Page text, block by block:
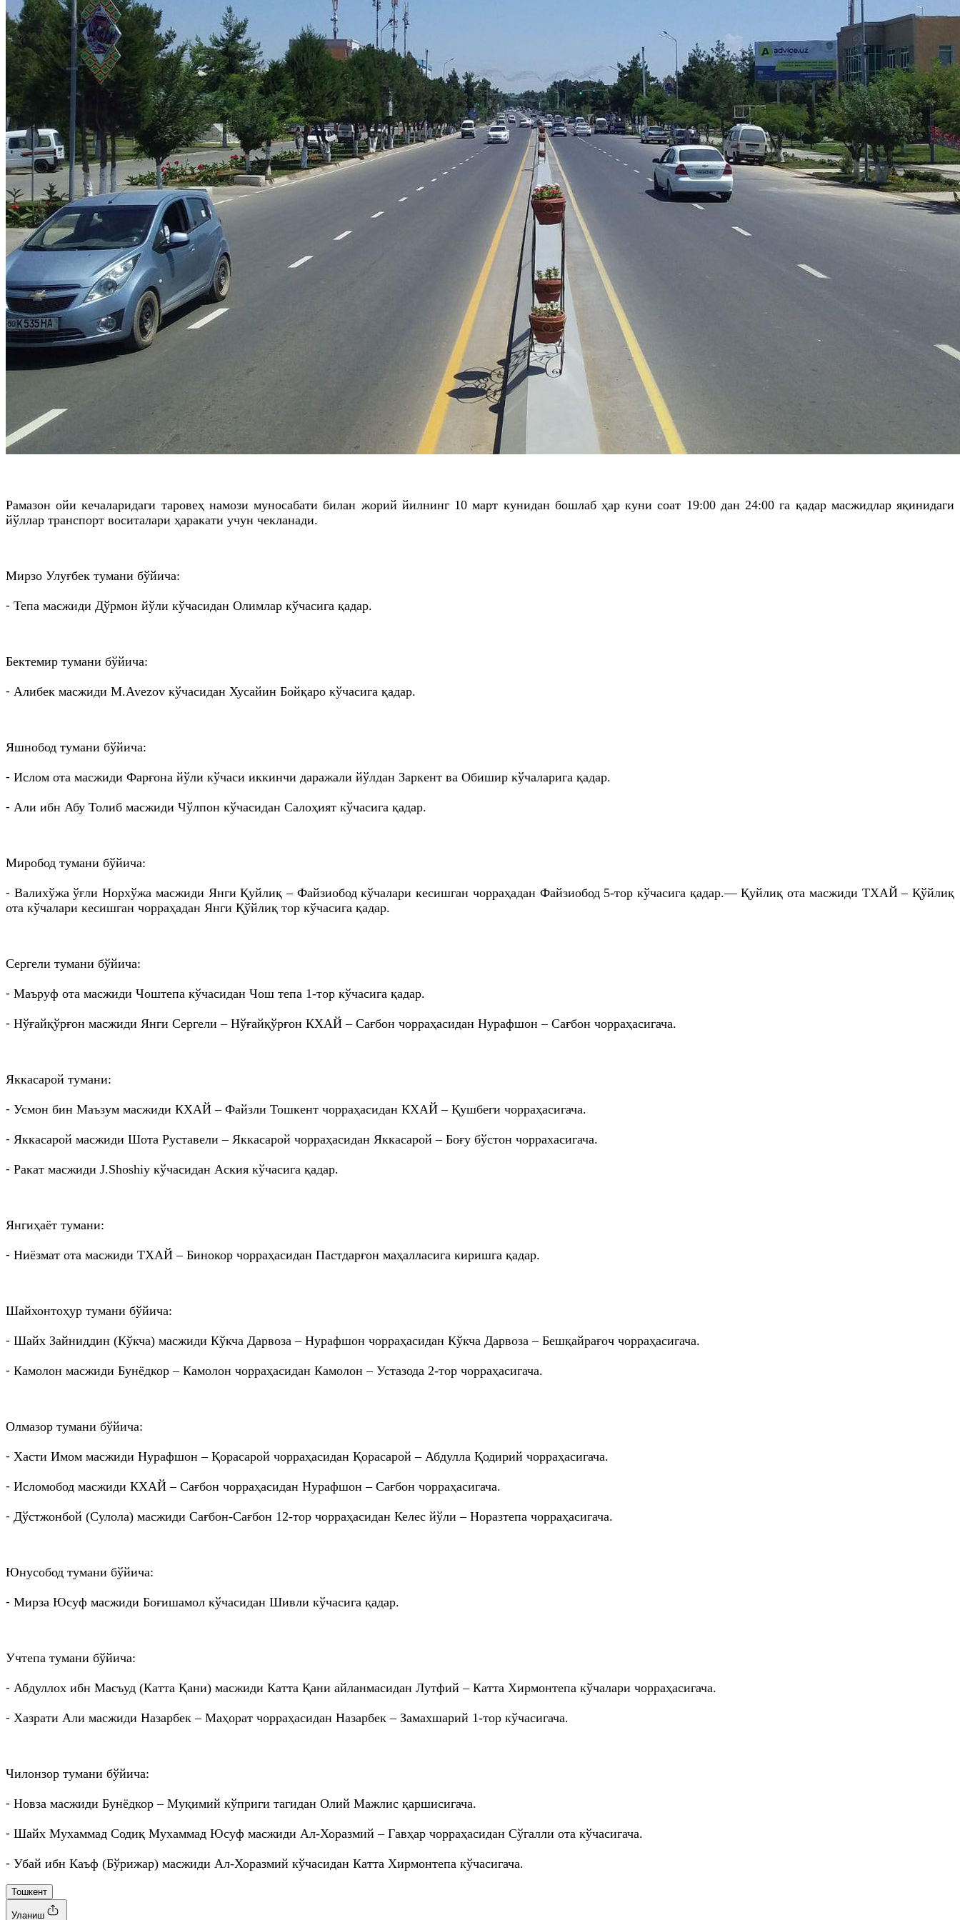
Рамазон ойи кечаларидаги таровеҳ намози муносабати билан жорий йилнинг 10 март кунидан бошлаб ҳар куни соат 19:00 дан 24:00 га қадар масжидлар яқинидаги
йўллар транспорт воситалари ҳаракати учун чекланади.
Мирзо Улуғбек тумани бўйича:
⁃ Тепа масжиди Дўрмон йўли кўчасидан Олимлар кўчасига қадар.
Бектемир тумани бўйича:
⁃ Алибек масжиди M.Avezov кўчасидан Хусайин Бойқаро кўчасига қадар.
Яшнобод тумани бўйича:
⁃ Ислом ота масжиди Фарғона йўли кўчаси иккинчи даражали йўлдан Заркент ва Обишир кўчаларига қадар.
⁃ Али ибн Абу Толиб масжиди Чўлпон кўчасидан Салоҳият кўчасига қадар.
Миробод тумани бўйича:
⁃ Валихўжа ўғли Норхўжа масжиди Янги Қуйлиқ – Файзиобод кўчалари кесишган чорраҳадан Файзиобод 5-тор кўчасига қадар.— Қуйлиқ ота масжиди ТХАЙ – Қўйлиқ
ота кўчалари кесишган чорраҳадан Янги Қўйлиқ тор кўчасига қадар.
Сергели тумани бўйича:
⁃ Маъруф ота масжиди Чоштепа кўчасидан Чош тепа 1-тор кўчасига қадар.
⁃ Нўғайқўрғон масжиди Янги Сергели – Нўғайқўрғон КХАЙ – Сағбон чорраҳасидан Нурафшон – Сағбон чорраҳасигача.
Яккасарой тумани:
⁃ Усмон бин Маъзум масжиди КХАЙ – Файзли Тошкент чорраҳасидан КХАЙ – Қушбеги чорраҳасигача.
⁃ Яккасарой масжиди Шота Руставели – Яккасарой чорраҳасидан Яккасарой – Боғу бўстон чоррахасигача.
⁃ Ракат масжиди J.Shoshiy кўчасидан Аския кўчасига қадар.
Янгиҳаёт тумани:
⁃ Ниёзмат ота масжиди ТХАЙ – Бинокор чорраҳасидан Пастдарғон маҳалласига киришга қадар.
Шайхонтоҳур тумани бўйича:
⁃ Шайх Зайниддин (Кўкча) масжиди Кўкча Дарвоза – Нурафшон чорраҳасидан Кўкча Дарвоза – Бешқайрағоч чорраҳасигача.
⁃ Камолон масжиди Бунёдкор – Камолон чорраҳасидан Камолон – Устазода 2-тор чорраҳасигача.
Олмазор тумани бўйича:
⁃ Хасти Имом масжиди Нурафшон – Қорасарой чорраҳасидан Қорасарой – Абдулла Қодирий чорраҳасигача.
⁃ Исломобод масжиди КХАЙ – Сағбон чорраҳасидан Нурафшон – Сағбон чорраҳасигача.
⁃ Дўстжонбой (Сулола) масжиди Сағбон-Сағбон 12-тор чорраҳасидан Келес йўли – Норазтепа чорраҳасигача.
Юнусобод тумани бўйича:
⁃ Мирза Юсуф масжиди Боғишамол кўчасидан Шивли кўчасига қадар.
Учтепа тумани бўйича:
⁃ Абдуллох ибн Масъуд (Катта Қани) масжиди Катта Қани айланмасидан Лутфий – Катта Хирмонтепа кўчалари чорраҳасигача.
⁃ Хазрати Али масжиди Назарбек – Маҳорат чорраҳасидан Назарбек – Замахшарий 1-тор кўчасигача.
Чилонзор тумани бўйича:
⁃ Новза масжиди Бунёдкор – Муқимий кўприги тагидан Олий Мажлис қаршисигача.
⁃ Шайх Мухаммад Содиқ Мухаммад Юсуф масжиди Ал-Хоразмий – Гавҳар чорраҳасидан Сўгалли ота кўчасигача.
⁃ Убай ибн Каъф (Бўрижар) масжиди Ал-Хоразмий кўчасидан Катта Хирмонтепа кўчасигача.
Тошкент
Уланиш